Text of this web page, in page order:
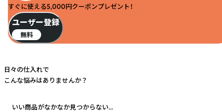
すぐに使える5,000円クーポンプレゼント！
ユーザー登録
無料
日々の仕入れで
こんな悩みはありませんか？
いい商品がなかなか見つからない...